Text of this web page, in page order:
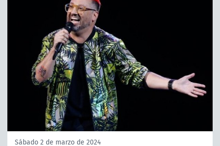
Sábado 2 de marzo de 2024